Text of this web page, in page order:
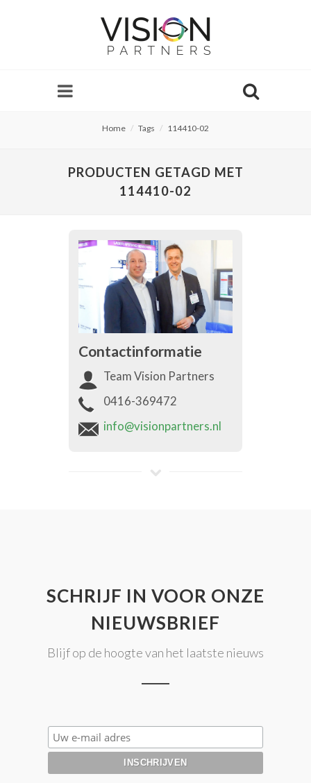
Home Tags 114410-02
PRODUCTEN GETAGD MET
114410-02
Contactinformatie
Team Vision Partners
0416-369472
info@visionpartners.nl
SCHRIJF IN VOOR ONZE
NIEUWSBRIEF
Blijf op de hoogte van het laatste nieuws